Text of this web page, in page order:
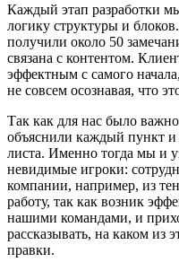
Каждый этап разработки
логику структуры и
получили около 50
связана с контентом.
эффектным с самого
не совсем осознавая, что
Так как для нас было
объяснили каждый пункт
листа. Именно тогда мы и
невидимые игроки:
компании, например, из
работу, так как возник
нашими командами, и
рассказывать, на каком из
правки.